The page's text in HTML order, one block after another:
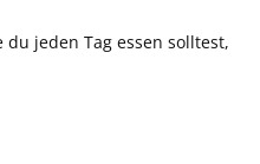
jeden Tag essen solltest,